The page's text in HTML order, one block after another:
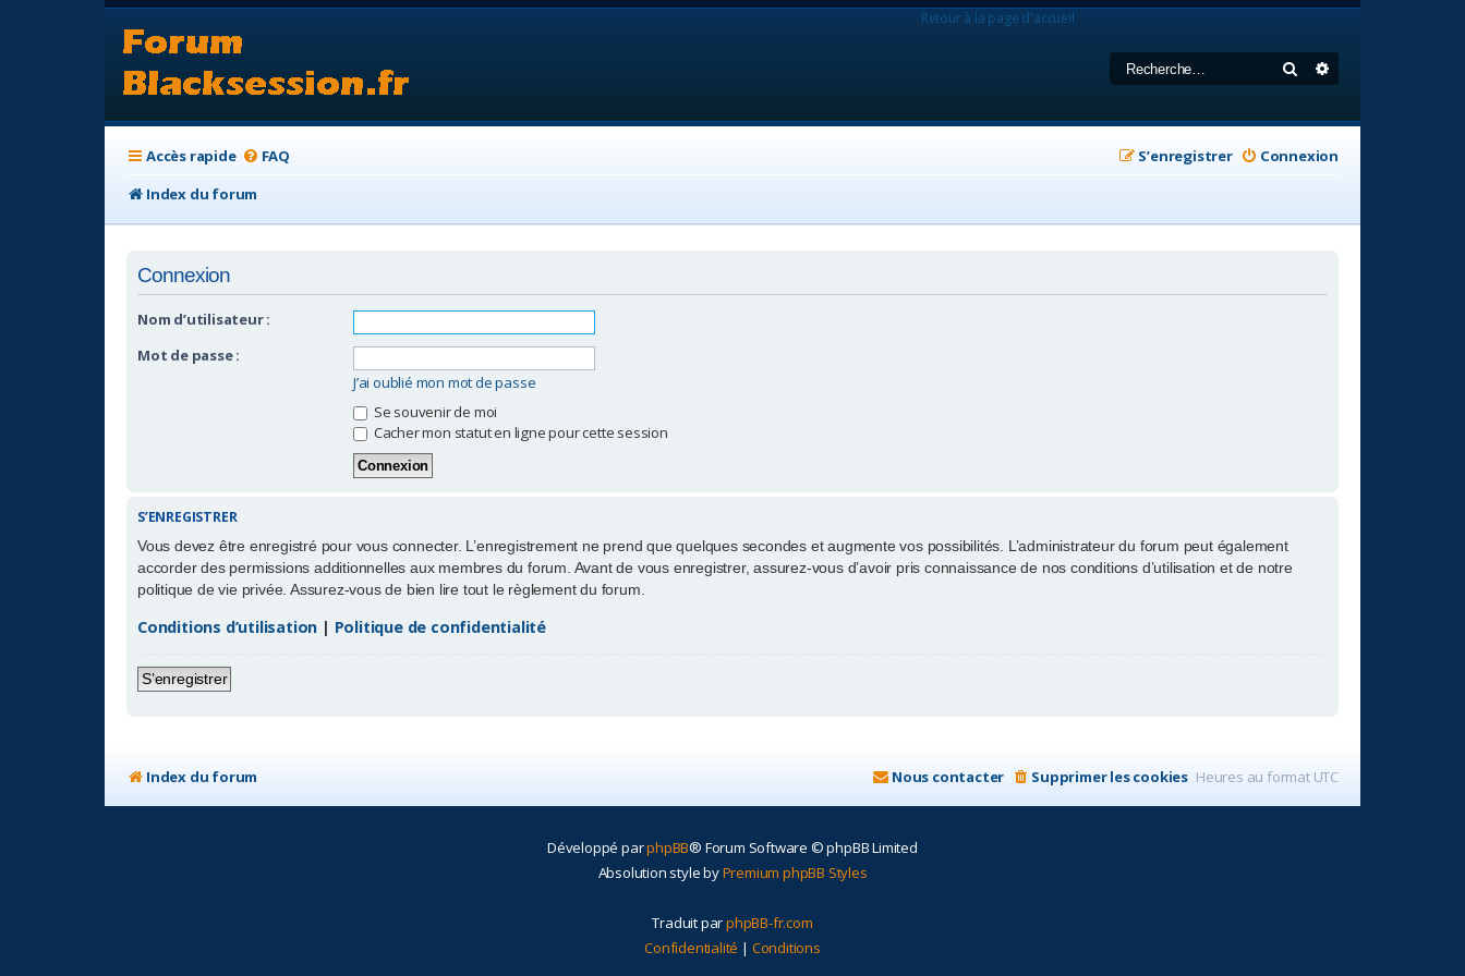
Rechercher
Retour à la page d'accueil
Accès rapide FAQ Connexion
S’enregistrer
Index du forum
Connexion
Nom d’utilisateur :
Mot de passe :
J’ai oublié mon mot de passe
Se souvenir de moi
Cacher mon statut en ligne pour cette session
S’ENREGISTRER
Vous devez être enregistré pour vous connecter. L’enregistrement ne prend que quelques secondes et augmente vos possibilités. L’administrateur du forum peut également
accorder des permissions additionnelles aux membres du forum. Avant de vous enregistrer, assurez-vous d’avoir pris connaissance de nos conditions d’utilisation et de notre
politique de vie privée. Assurez-vous de bien lire tout le règlement du forum.
Conditions d’utilisation | Politique de confidentialité
S’enregistrer
Index du forum Heures au format UTC
Supprimer les cookies
Nous contacter
Développé parphpBB® Forum Software © phpBB Limited
Absolution style byPremium phpBB Styles
Traduit parphpBB-fr.com
Confidentialité | Conditions